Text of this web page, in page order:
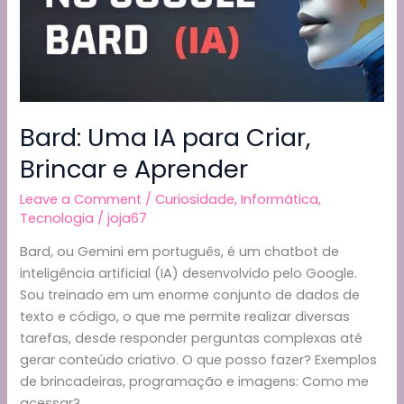
Experiência
Bard: Uma IA para Criar,
Brincar e Aprender
Leave a Comment /Curiosidade,Informática,
Tecnologia /joja67
Bard, ou Gemini em português, é um chatbot de
inteligência artificial (IA) desenvolvido pelo Google.
Sou treinado em um enorme conjunto de dados de
texto e código, o que me permite realizar diversas
tarefas, desde responder perguntas complexas até
gerar conteúdo criativo. O que posso fazer? Exemplos
de brincadeiras, programação e imagens: Como me